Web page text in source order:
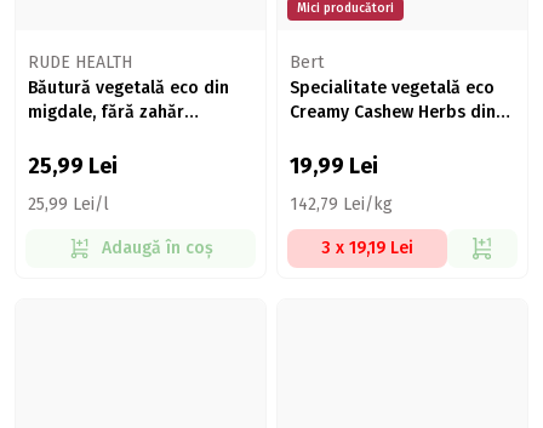
RUDE HEALTH
Băutură vegetală eco din
migdale, fără zahăr
25,99 Lei
25,99 Lei/l
Adaugă în coș
Mici producători
Bert
Specialitate vegetală eco
Creamy Cashew Herbs din
19,99 Lei
142,79 Lei/kg
3 x 19,19 Lei